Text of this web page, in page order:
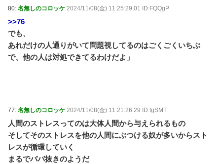
80: 名無しのコロッケ 2024/11/08(金) 11:25:29.01 ID:FQQgP
>>76
でも、
あれだけの人通りがいて問題視してるのはごくごくいちぶ
で、他の人は対処できてるわけだよ」
77: 名無しのコロッケ 2024/11/08(金) 11:21:26.29 ID:fgSMT
人間のストレスってのは大体人間から与えられるもの
そしてそのストレスを他の人間にぶつける奴が多いからスト
レスが循環していく
まるでババ抜きのようだ